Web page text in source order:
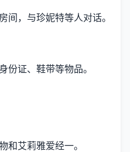
间，与珍妮特等人对话。
份证、鞋带等物品。
和艾莉雅爱经一。